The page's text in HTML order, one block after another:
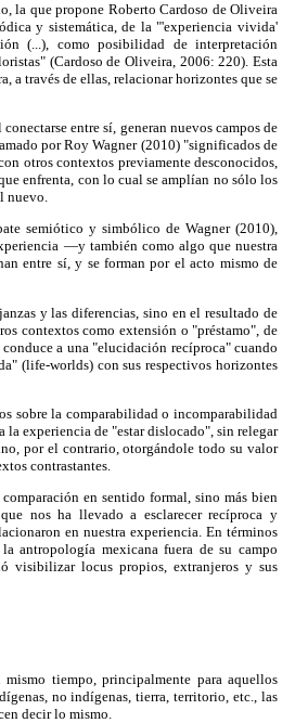
la que propone Roberto Cardoso de Oliveira
y sistemática, de la "'experiencia vivida'
(...), como posibilidad de interpretación
(Cardoso de Oliveira, 2006: 220). Esta
a través de ellas, relacionar horizontes que se
entre sí, generan nuevos campos de
por Roy Wagner (2010) "significados de
otros contextos previamente desconocidos,
enfrenta, con lo cual se amplían no sólo los
nuevo.
semiótico y simbólico de Wagner (2010),
—y también como algo que nuestra
entre sí, y se forman por el acto mismo de
y las diferencias, sino en el resultado de
contextos como extensión o "préstamo", de
a una "elucidación recíproca" cuando
(life-worlds) con sus respectivos horizontes
sobre la comparabilidad o incomparabilidad
la experiencia de "estar dislocado", sin relegar
por el contrario, otorgándole todo su valor
contrastantes.
en sentido formal, sino más bien
nos ha llevado a esclarecer recíproca y
en nuestra experiencia. En términos
antropología mexicana fuera de su campo
visibilizar locus propios, extranjeros y sus
tiempo, principalmente para aquellos
no indígenas, tierra, territorio, etc., las
decir lo mismo.